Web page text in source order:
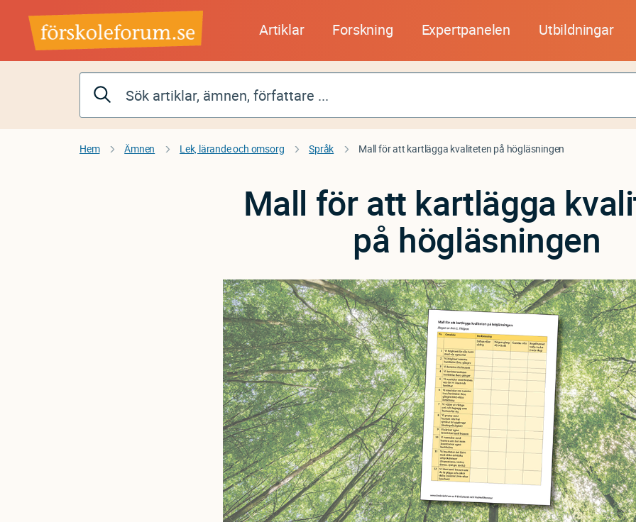
huvudinnehåll
Artiklar Forskning Expertpanelen Utbildningar
Hem Ämnen Lek, lärande och omsorg Språk Mall för att kartlägga kvaliteten på högläsningen
Mall för att kartlägga
på högläsningen